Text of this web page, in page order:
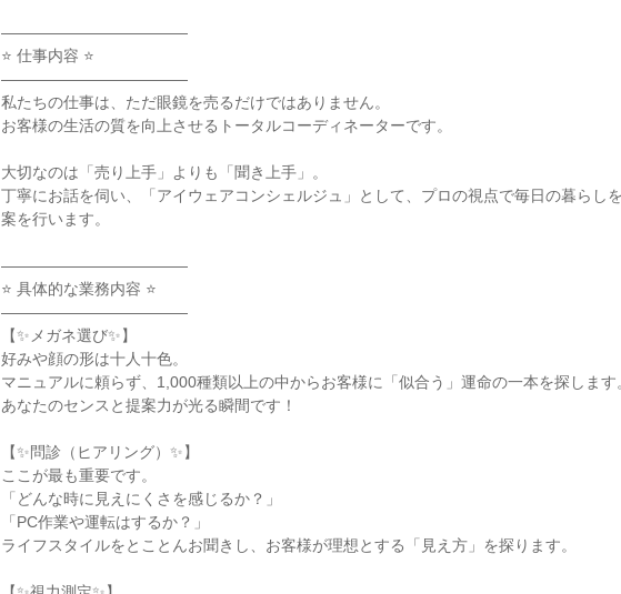
――――――――――――
⭐ 仕事内容 ⭐
――――――――――――
私たちの仕事は、ただ眼鏡を売るだけではありません。
お客様の生活の質を向上させるトータルコーディネーターです。
大切なのは「売り上手」よりも「聞き上手」。
丁寧にお話を伺い、「アイウェアコンシェルジュ」として、プロの視点で毎日の暮らし
案を行います。
――――――――――――
⭐ 具体的な業務内容 ⭐
――――――――――――
【✨メガネ選び✨】
好みや顔の形は十人十色。
マニュアルに頼らず、1,000種類以上の中からお客様に「似合う」運命の一本を探します
あなたのセンスと提案力が光る瞬間です！
【✨問診（ヒアリング）✨】
ここが最も重要です。
「どんな時に見えにくさを感じるか？」
「PC作業や運転はするか？」
ライフスタイルをとことんお聞きし、お客様が理想とする「見え方」を探ります。